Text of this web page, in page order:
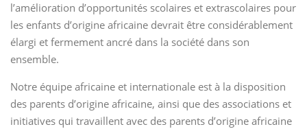
l’amélioration d’opportunités scolaires et extrascolaires pour
les enfants d’origine africaine devrait être considérablement
élargi et fermement ancré dans la société dans son
ensemble.
Notre équipe africaine et internationale est à la disposition
des parents d’origine africaine, ainsi que des associations et
initiatives qui travaillent avec des parents d’origine africaine